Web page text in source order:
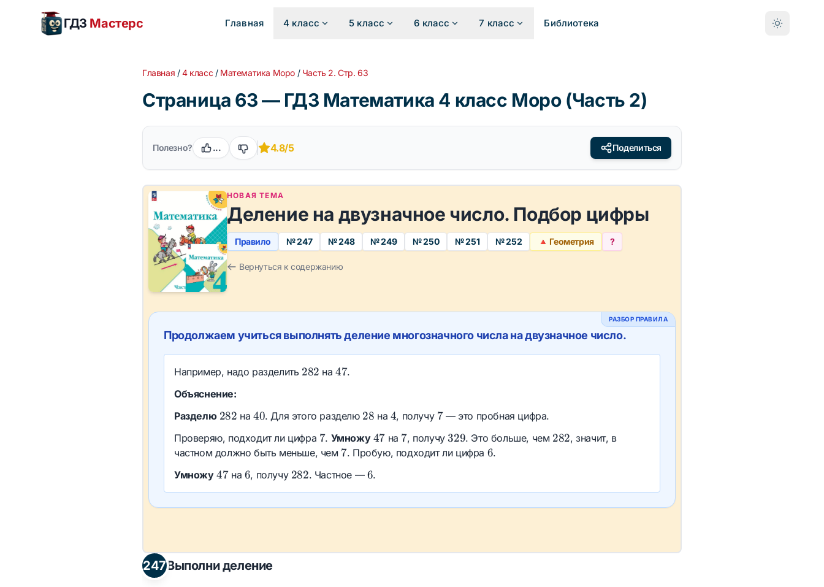
ГДЗ Мастерс Главная 4 класс 5 класс 6 класс 7 класс Библиотека
Главная /4 класс / Математика Моро / Часть 2. Стр. 63
Страница 63 — ГДЗ Математика 4 класс Моро (Часть 2)
Полезно? ... 4.8/5 Поделиться
НОВАЯ ТЕМА
Деление на двузначное число. Подбор цифры
Правило № 247 № 248 № 249 № 250 № 251 № 252 🔺 Геометрия ?
Вернуться к содержанию
РАЗБОР ПРАВИЛА
Продолжаем учиться выполнять деление многозначного числа на двузначное число.
Например, надо разделить 282
282 на47
47.
Объяснение:
Разделю 282
282 на40
40. Для этого разделю 28
28 на 4
4, получу 7
7— это пробная цифра.
Проверяю, подходит ли цифра 7
7. Умножу 47
47 на 7
7, получу329
329. Это больше, чем 282
282, значит, в
частном должно быть меньше, чем 7
7. Пробую, подходит ли цифра 6
6.
Умножу 47
47на 6
6, получу 282
282. Частное — 6
6.
247Выполни деление